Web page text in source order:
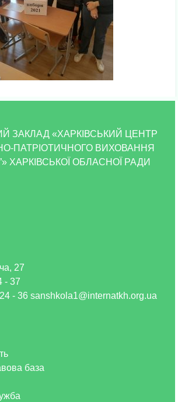
ЗАКЛАД «ХАРКІВСЬКИЙ ЦЕНТР
ПАТРІОТИЧНОГО ВИХОВАННЯ
ХАРКІВСЬКОЇ ОБЛАСНОЇ РАДИ
база
27
- 37
- 36 sanshkola1@internatkh.org.ua